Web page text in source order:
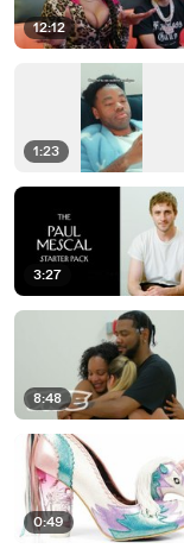
12:12
1:23
3:27
8:48
0:49